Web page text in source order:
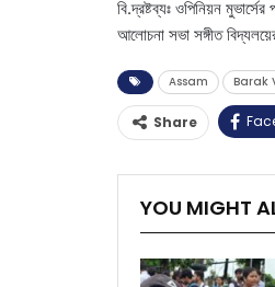
বি.দ্রষ্টব্যঃ ওপিনিয়ন
আলোচনা সভা সঙ্গীত
Assam Barak
Share
YOU MIGHT